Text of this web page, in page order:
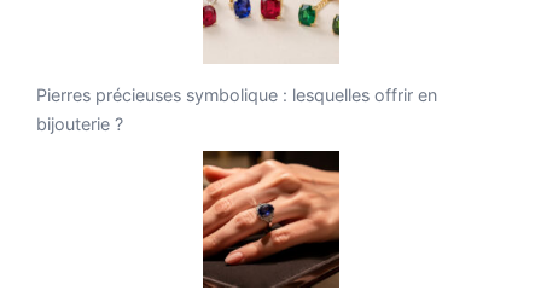
Pierres précieuses symbolique : lesquelles offrir en
bijouterie ?